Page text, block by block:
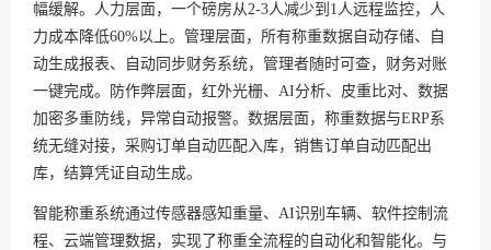
幅缓解。人力层面，一个磅房从2-3人减少到1人远程监控，人
力成本降低60%以上。管理层面，所有称重数据自动存储、自
动生成报表、自动同步财务系统，管理者随时可查，财务对账
一键完成。防作弊层面，红外光栅、AI分析、皮重比对、数据
加密多重防线，异常自动报警。数据层面，称重数据与ERP系
统无缝对接，采购订单自动匹配入库，销售订单自动匹配出
库，结算凭证自动生成。
智能称重系统通过传感器感知重量、AI识别车辆、软件控制流
程、云端管理数据，实现了称重全流程的自动化和智能化。与